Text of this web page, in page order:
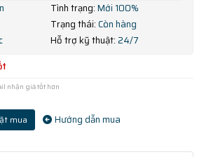
Tình trạng:Mới 100%
Trạng thái:Còn hàng
Hỗ trợ kỹ thuật:24/7
nhận giá tốt hơn
mua Hướng dẫn mua